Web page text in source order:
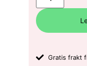
Gratis frakt